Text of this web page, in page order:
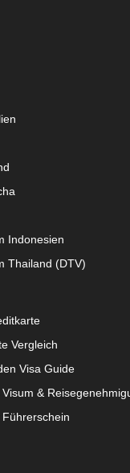
Indonesien
Thailand (DTV)
Vergleich
Visa Guide
&